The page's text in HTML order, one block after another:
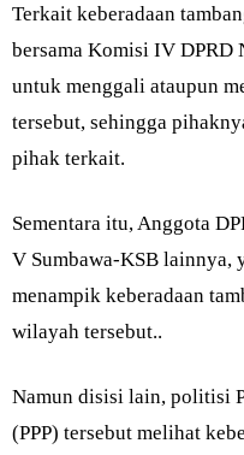
Terkait keberadaan
bersama Komisi IV DPRD
untuk menggali ataupun
tersebut, sehingga
pihak terkait.
Sementara itu, Anggota
V Sumbawa-KSB lainnya,
menampik keberadaan
wilayah tersebut..
Namun disisi lain, politisi
(PPP) tersebut melihat